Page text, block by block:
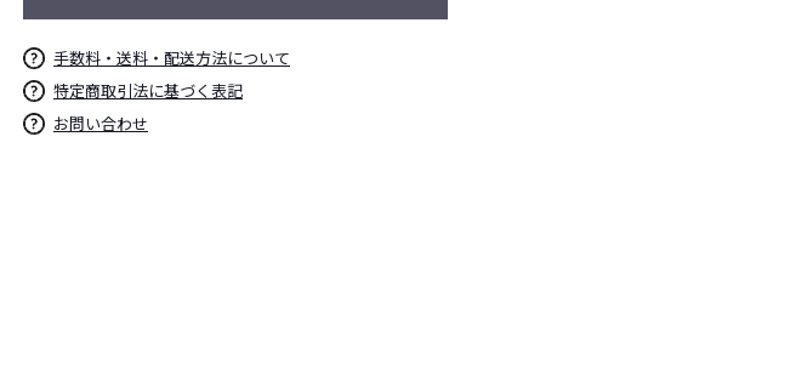
手数料・送料・配送方法について
特定商取引法に基づく表記
お問い合わせ